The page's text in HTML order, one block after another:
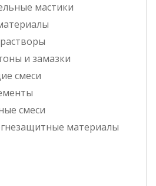
мастики
и замазки
смеси
смеси
материалы